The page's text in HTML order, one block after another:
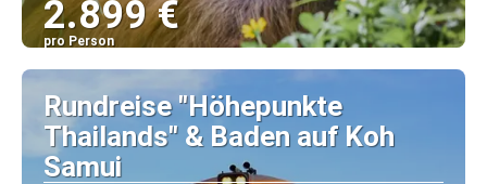
2.899 €
pro Person
Sehen
Rundreise "Höhepunkte
Thailands" & Baden auf Koh
Samui